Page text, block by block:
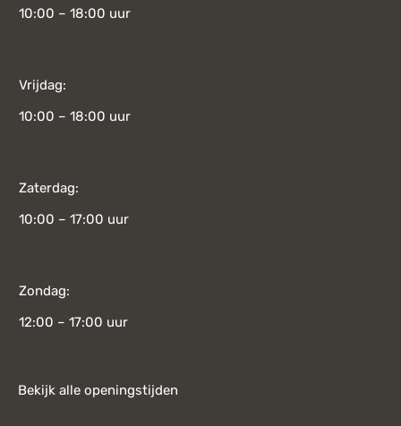
10:00 – 18:00 uur
Vrijdag:
10:00 – 18:00 uur
Zaterdag:
10:00 – 17:00 uur
Zondag:
12:00 – 17:00 uur
Bekijk alle openingstijden